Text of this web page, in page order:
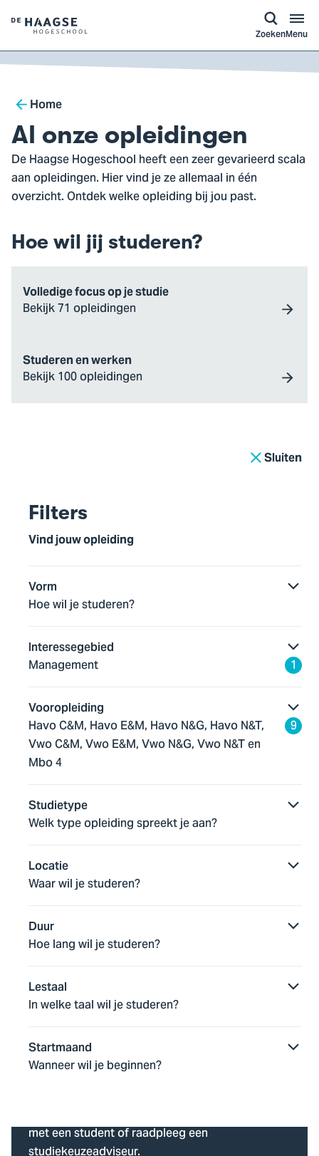
Logo
van
De
Hogeschool,
ga
naar
de
homepagina
ZoekenMenu
Breadcrumb
Home
Al onze opleidingen
De Haagse Hogeschool heeft een zeer gevarieerd scala
aan opleidingen. Hier vind je ze allemaal in één
overzicht. Ontdek welke opleiding bij jou past.
Hoe wil jij studeren?
Volledige focus op je studie
Bekijk 71 opleidingen
Studeren en werken
Bekijk 100 opleidingen
Sluiten
Filters
Vind jouw opleiding
Vorm
Hoe wil je studeren?
Interessegebied
Management 1
Vooropleiding
Havo C&M, Havo E&M, Havo N&G, Havo N&T,
Vwo C&M, Vwo E&M, Vwo N&G, Vwo N&T en
Mbo 4
9
Studietype
Welk type opleiding spreekt je aan?
Locatie
Waar wil je studeren?
Duur
Hoe lang wil je studeren?
Lestaal
In welke taal wil je studeren?
Startmaand
Wanneer wil je beginnen?
Hulp nodig bij je
studiekeuze?
Heb je nog geen idee welke studie je wilt kiezen?
met een student of raadpleeg een
Bedrijfskunde
Dankzij deze combinatie van werken en leren zorg je
duurzamer en efficiënter worden.
Bachelor deeltijd 4 jaar
Bedrijfskunde
Als bedrijfskundige leer je hoe organisaties slimmer,
duurzamer en toekomstbestendig werken. Je verbindt
mensen en processen en helpt organisaties vooruit.
Bestuurskunde / Overheids-
Je bent een echte verbinder en bekijkt vraagstukken
werkveld.
Bachelor duaal 4 jaar